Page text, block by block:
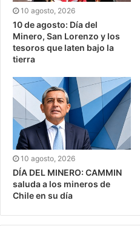
10 agosto, 2026
10 de agosto: Día del
Minero, San Lorenzo y los
tesoros que laten bajo la
tierra
10 agosto, 2026
DÍA DEL MINERO: CAMMIN
saluda a los mineros de
Chile en su día